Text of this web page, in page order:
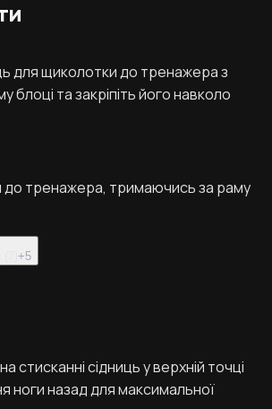
для щиколотки до тренажера з
блоці та закріпіть його навколо
тренажера, тримаючись за раму
+5
стисканні сідниць у верхній точці
ноги назад для максимальної